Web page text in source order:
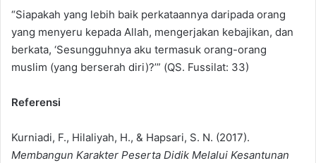
“Siapakah yang lebih baik perkataannya daripada orang
yang menyeru kepada Allah, mengerjakan kebajikan, dan
berkata, ‘Sesungguhnya aku termasuk orang-orang
muslim (yang berserah diri)?’” (QS. Fussilat: 33)
Referensi
Kurniadi, F., Hilaliyah, H., & Hapsari, S. N. (2017).
Membangun Karakter Peserta Didik Melalui Kesantunan